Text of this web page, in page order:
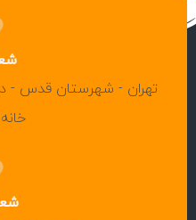
تهران - شهرستان قدس -